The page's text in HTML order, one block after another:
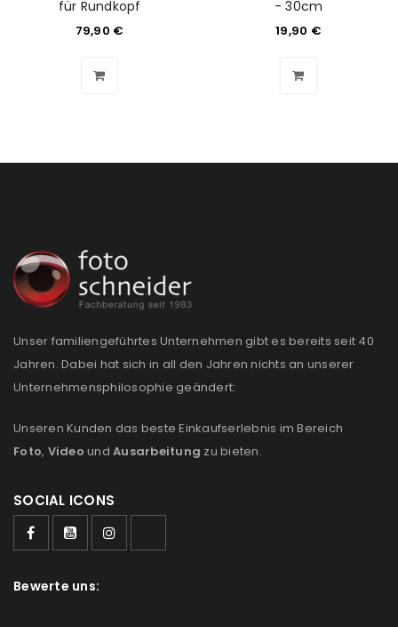
für Rundkopf
79,90 €
- 30cm
19,90 €
Unser familiengeführtes Unternehmen gibt es bereits seit 40
Jahren. Dabei hat sich in all den Jahren nichts an unserer
Unternehmensphilosophie geändert:
Unseren Kunden das beste Einkaufserlebnis im Bereich
Foto, Video und Ausarbeitung zu bieten.
SOCIAL ICONS
Bewerte uns: